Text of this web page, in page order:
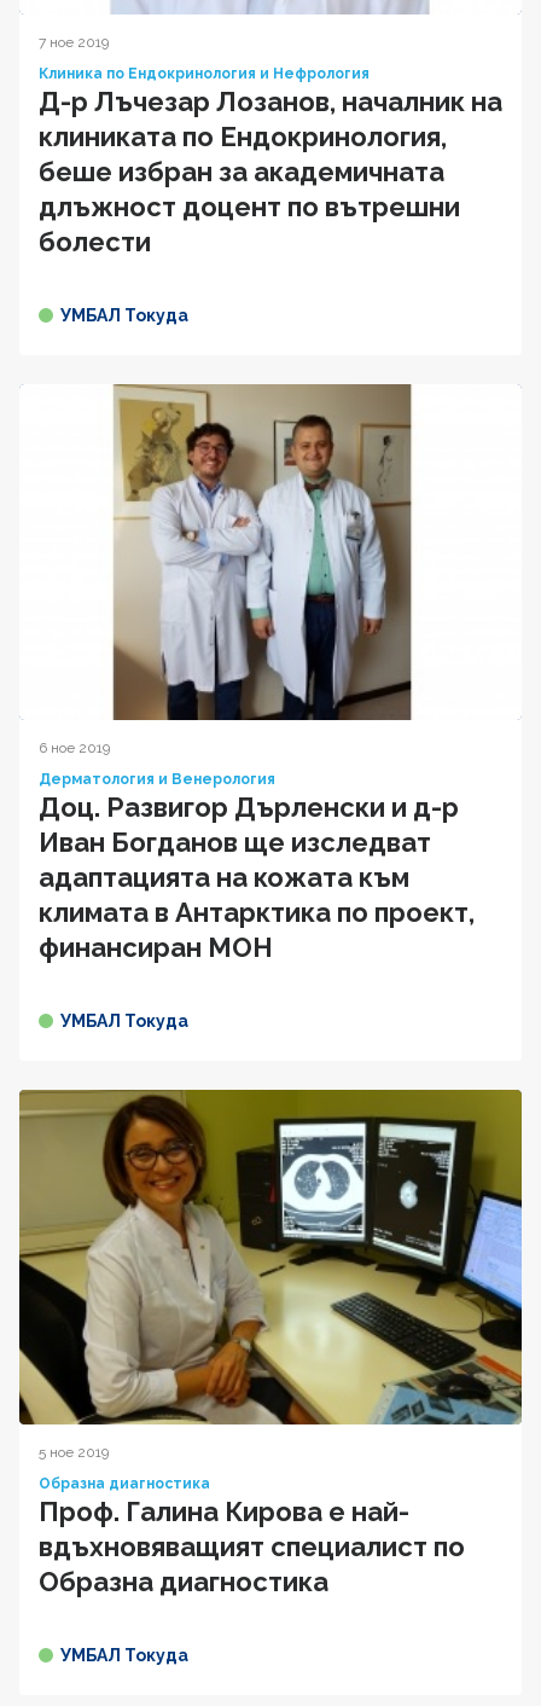
7 ное 2019
Клиника по Ендокринология и Нефрология
Д-р Лъчезар Лозанов, началник на
клиниката по Ендокринология,
беше избран за академичната
длъжност доцент по вътрешни
болести
УМБАЛ Токуда
6 ное 2019
Дерматология и Венерология
Доц. Развигор Дърленски и д-р
Иван Богданов ще изследват
адаптацията на кожата към
климата в Антарктика по проект,
финансиран МОН
УМБАЛ Токуда
5 ное 2019
Образна диагностика
Проф. Галина Кирова е най-
вдъхновяващият специалист по
Образна диагностика
УМБАЛ Токуда